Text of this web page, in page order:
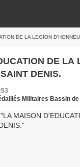
DE LA LEGION
DE LA
DENIS.
Militaires Bassin